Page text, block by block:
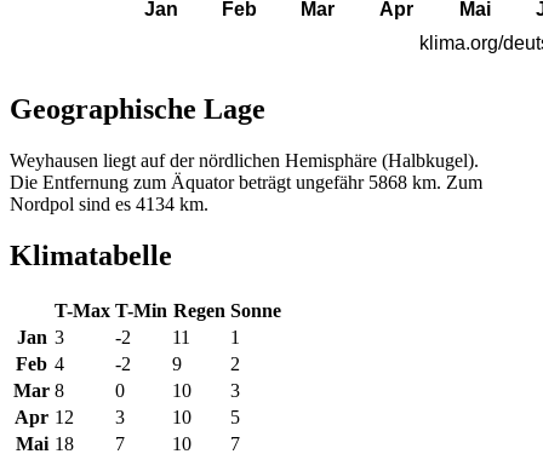
Geographische Lage
Weyhausen liegt auf der nördlichen Hemisphäre (Halbkugel).
Die Entfernung zum Äquator beträgt ungefähr 5868 km. Zum
Nordpol sind es 4134 km.
Klimatabelle
T-Max T-Min Regen Sonne
Jan 3 -2 11
1
Feb 4 -2 9
2
Mar 8 0 10
3
Apr 12 3 10
5
Mai 18 7 10 7